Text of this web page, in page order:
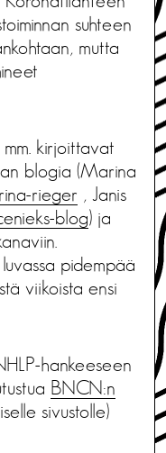
suhteen
mutta
kirjoittavat
blogia (Marina
rieger , Janis
blog) ja
pidempää
viikoista ensi
hankeeseen
BNCN:n
sivustolle)